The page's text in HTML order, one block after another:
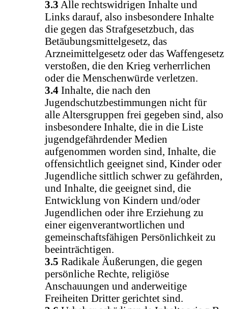
3.3 Alle rechtswidrigen Inhalte und
Links darauf, also insbesondere Inhalte
die gegen das Strafgesetzbuch, das
Betäubungsmittelgesetz, das
Arzneimittelgesetz oder das Waffengesetz
verstoßen, die den Krieg verherrlichen
oder die Menschenwürde verletzen.
3.4 Inhalte, die nach den
Jugendschutzbestimmungen nicht für
alle Altersgruppen frei gegeben sind, also
insbesondere Inhalte, die in die Liste
jugendgefährdender Medien
aufgenommen worden sind, Inhalte, die
offensichtlich geeignet sind, Kinder oder
Jugendliche sittlich schwer zu gefährden,
und Inhalte, die geeignet sind, die
Entwicklung von Kindern und/oder
Jugendlichen oder ihre Erziehung zu
einer eigenverantwortlichen und
gemeinschaftsfähigen Persönlichkeit zu
beeinträchtigen.
3.5 Radikale Äußerungen, die gegen
persönliche Rechte, religiöse
Anschauungen und anderweitige
Freiheiten Dritter gerichtet sind.